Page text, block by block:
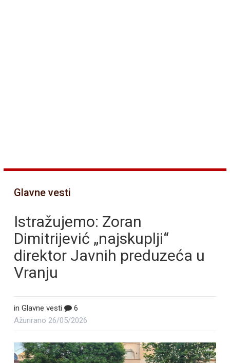
Glavne vesti
Istražujemo: Zoran
Dimitrijević „najskuplji“
direktor Javnih preduzeća u
Vranju
in Glavne vesti
6
Ažurirano 26/05/2026